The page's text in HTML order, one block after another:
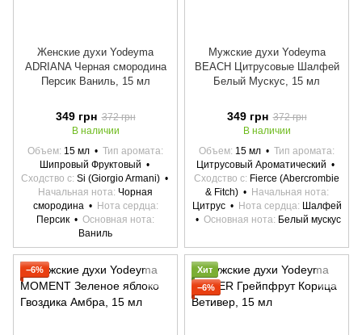
Женские духи Yodeyma
ADRIANA Черная смородина
Персик Ваниль, 15 мл
349 грн 372 грн
В наличии
Объем 15 мл
Тип аромата
Шипровый Фруктовый
Сходство с Si (Giorgio Armani)
Начальная нота Чорная
смородина
Нота сердца
Персик
Основная нота
Ваниль
Мужские духи Yodeyma
BEACH Цитрусовые Шалфей
Белый Мускус, 15 мл
349 грн 372 грн
В наличии
Объем 15 мл
Тип аромата
Цитрусовый Ароматический
Сходство с Fierce (Abercrombie
& Fitch)
Начальная нота
Цитрус
Нота сердца
Шалфей
Основная нота
Белый мускус
−6%
Хит
−6%